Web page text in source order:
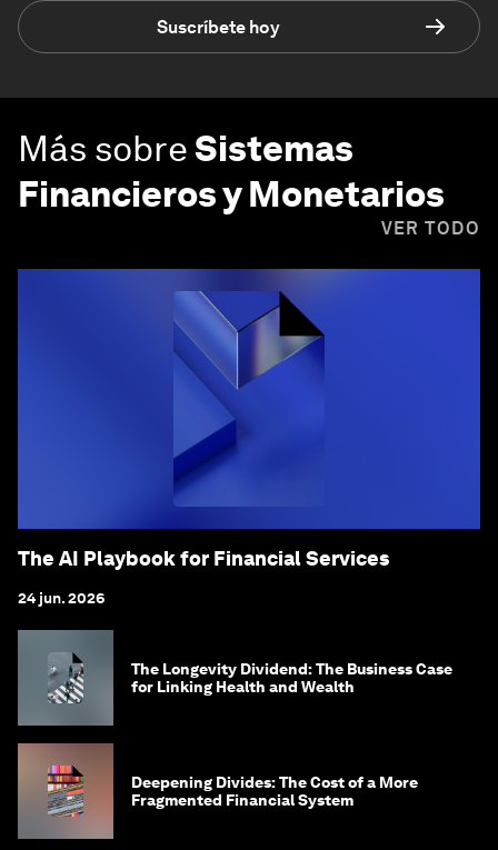
Suscríbete hoy
Más sobreSistemas
Financieros y Monetarios
VER TODO
The AI Playbook for Financial Services
24 jun. 2026
The Longevity Dividend: The Business Case
for Linking Health and Wealth
Deepening Divides: The Cost of a More
Fragmented Financial System